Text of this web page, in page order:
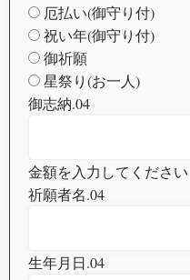
厄払い(御守り付)
祝い年(御守り付)
御祈願
星祭り(お一人)
御志納.04
金額を入力してください
祈願者名.04
生年月日.04